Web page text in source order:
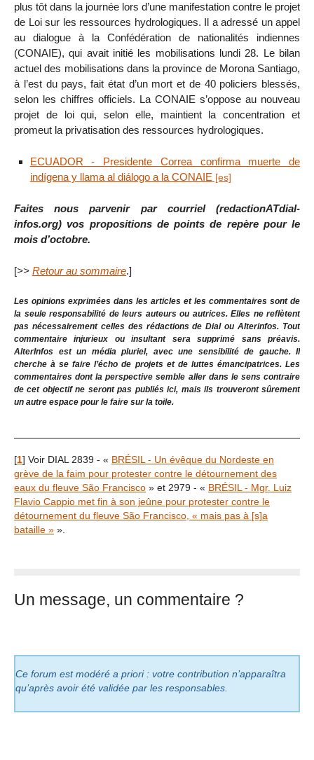
plus tôt dans la journée lors d’une manifestation contre le projet
de Loi sur les ressources hydrologiques. Il a adressé un appel
au dialogue à la Confédération de nationalités indiennes
(CONAIE), qui avait initié les mobilisations lundi 28. Le bilan
actuel des mobilisations dans la province de Morona Santiago,
à l’est du pays, fait état d’un mort et de 40 policiers blessés,
selon les chiffres officiels. La CONAIE s’oppose au nouveau
projet de loi qui, selon elle, maintient la concentration et
promeut la privatisation des ressources hydrologiques.
ECUADOR - Presidente Correa confirma muerte de
indígena y llama al diálogo a la CONAIE
Faites nous parvenir par courriel (redactionATdial-
infos.org) vos propositions de points de repère pour le
mois d’octobre.
[>> Retour au sommaire.]
Les opinions exprimées dans les articles et les commentaires sont de
la seule responsabilité de leurs auteurs ou autrices. Elles ne reflètent
pas nécessairement celles des rédactions de Dial ou Alterinfos. Tout
commentaire injurieux ou insultant sera supprimé sans préavis.
AlterInfos est un média pluriel, avec une sensibilité de gauche. Il
cherche à se faire l’écho de projets et de luttes émancipatrices. Les
commentaires dont la perspective semble aller dans le sens contraire
de cet objectif ne seront pas publiés ici, mais ils trouveront sûrement
un autre espace pour le faire sur la toile.
[1] Voir DIAL 2839 - « BRÉSIL - Un évêque du Nordeste en
grève de la faim pour protester contre le détournement des
eaux du fleuve São Francisco » et 2979 - « BRÉSIL - Mgr. Luiz
Flavio Cappio met fin à son jeûne pour protester contre le
détournement du fleuve São Francisco, « mais pas à [s]a
bataille » ».
Un message, un commentaire ?
Ce forum est modéré a priori : votre contribution n’apparaîtra
qu’après avoir été validée par les responsables.